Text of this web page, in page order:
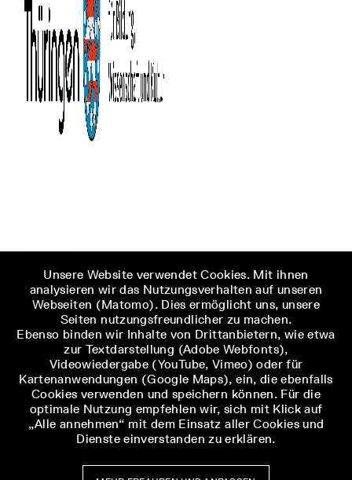
Unsere Website verwendet Cookies. Mit ihnen
analysieren wir das Nutzungsverhalten auf unseren
Webseiten (Matomo). Dies ermöglicht uns, unsere
Seiten nutzungsfreundlicher zu machen.
Ebenso binden wir Inhalte von Drittanbietern, wie etwa
zur Textdarstellung (Adobe Webfonts),
Videowiedergabe (YouTube, Vimeo) oder für
Kartenanwendungen (Google Maps), ein, die ebenfalls
Cookies verwenden und speichern können. Für die
optimale Nutzung empfehlen wir, sich mit Klick auf
„Alle annehmen“ mit dem Einsatz aller Cookies und
Dienste einverstanden zu erklären.